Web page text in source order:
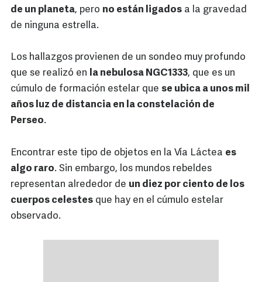
de un planeta, pero no están ligados a la gravedad
de ninguna estrella.
Los hallazgos provienen de un sondeo muy profundo
que se realizó en la nebulosa NGC1333, que es un
cúmulo de formación estelar que se ubica a unos mil
años luz de distancia en la constelación de
Perseo.
Encontrar este tipo de objetos en la Vía Láctea es
algo raro. Sin embargo, los mundos rebeldes
representan alrededor de un diez por ciento de los
cuerpos celestes que hay en el cúmulo estelar
observado.